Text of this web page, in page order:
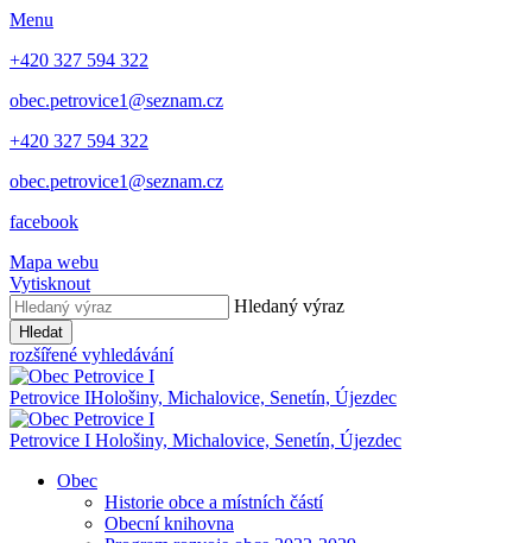
Menu
+420 327 594 322
obec.petrovice1@seznam.cz
+420 327 594 322
obec.petrovice1@seznam.cz
facebook
Mapa webu
Vytisknout
Hledaný výraz
Hledat
rozšířené vyhledávání
Petrovice IHološiny, Michalovice, Senetín, Újezdec
Petrovice I Hološiny, Michalovice, Senetín, Újezdec
Obec
Historie obce a místních částí
Obecní knihovna